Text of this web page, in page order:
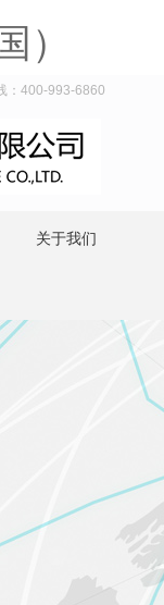
）
：400-993-6860
关于我们